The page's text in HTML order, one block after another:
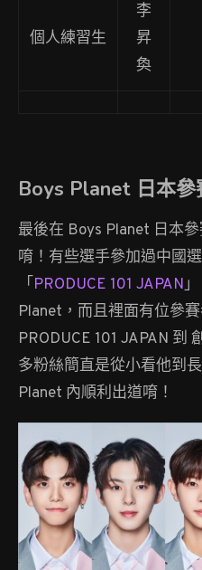
個人練習生
李
昇
奐
Boys Planet 日本參
最後在 Boys Planet 日本
唷！有些選手參加過中國
「 PRODUCE 101 JAPAN
Planet，而且裡面有位參
PRODUCE 101 JAPAN 到
多粉絲簡直是從小看他到
Planet 內順利出道唷！